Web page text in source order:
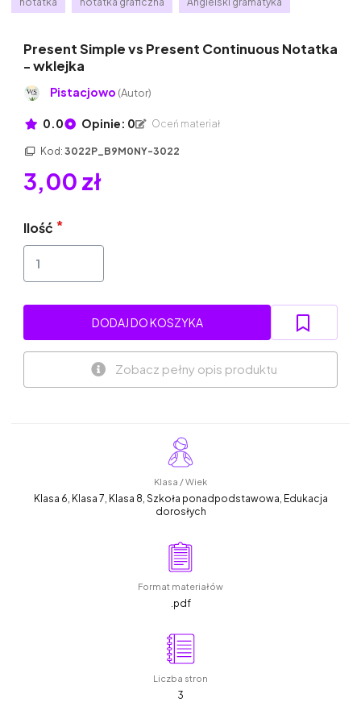
Present Simple vs Present Continuous Notatka
- wklejka
Pistacjowo (Autor)
0.0 Opinie: 0 Oceń materiał
Kod: 3022P_B9M0NY-3022
3,00 zł
Ilość
DODAJ DO KOSZYKA
Zobacz pełny opis produktu
Klasa / Wiek
Klasa 6, Klasa 7, Klasa 8, Szkoła ponadpodstawowa, Edukacja
dorosłych
Format materiałów
.pdf
Liczba stron
3